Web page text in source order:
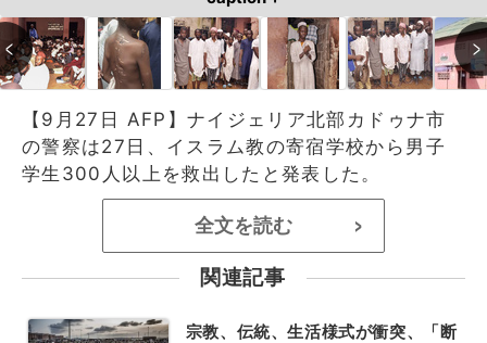
【9月27日 AFP】ナイジェリア北部カドゥナ市
の警察は27日、イスラム教の寄宿学校から男子
学生300人以上を救出したと発表した。
全文を読む >
関連記事
宗教、伝統、生活様式が衝突、「断